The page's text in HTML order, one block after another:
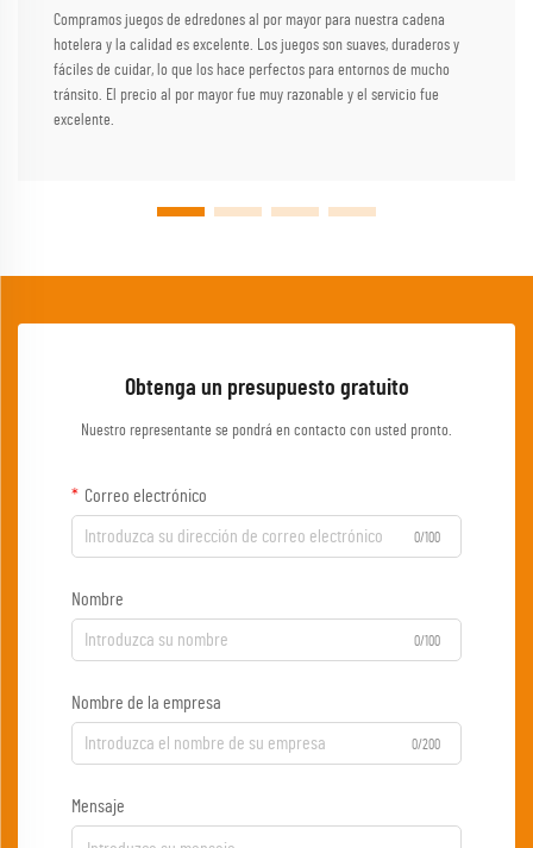
Compramos juegos de edredones al por mayor para nuestra cadena
hotelera y la calidad es excelente. Los juegos son suaves, duraderos y
fáciles de cuidar, lo que los hace perfectos para entornos de mucho
tránsito. El precio al por mayor fue muy razonable y el servicio fue
excelente.
Obtenga un presupuesto gratuito
Nuestro representante se pondrá en contacto con usted pronto.
Correo electrónico
0/100
Nombre
0/100
Nombre de la empresa
0/200
Mensaje